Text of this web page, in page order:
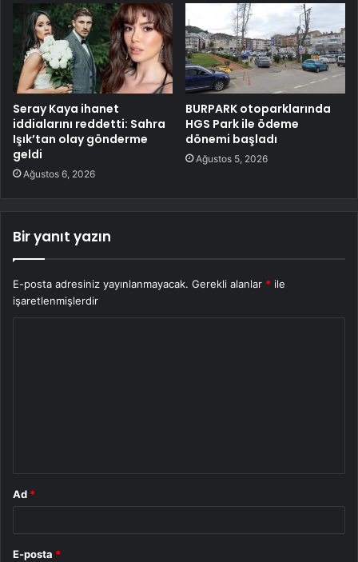
Seray Kaya ihanet
iddialarını reddetti: Sahra
Işık’tan olay gönderme
geldi
Ağustos 6, 2026
BURPARK otoparklarında
HGS Park ile ödeme
dönemi başladı
Ağustos 5, 2026
Bir yanıt yazın
E-posta adresiniz yayınlanmayacak. Gerekli alanlar * ile
işaretlenmişlerdir
Ad *
E-posta *